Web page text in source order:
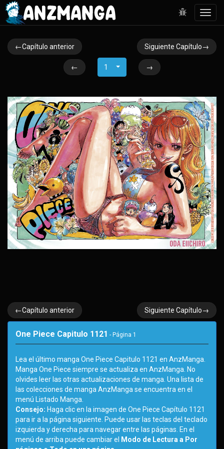
←Capítulo anterior Siguiente Capítulo→
← 1 →
←Capítulo anterior Siguiente Capítulo→
One Piece Capitulo 1121 - Página 1
Lea el último manga One Piece Capitulo 1121 en AnzManga.
Manga One Piece siempre se actualiza en AnzManga. No
olvides leer las otras actualizaciones de manga. Una lista de
las colecciones de manga AnzManga se encuentra en el
menú Listado Manga.
Consejo: Haga clic en la imagen de One Piece Capítulo 1121
para ir a la página siguiente. Puede usar las teclas del teclado
izquierda y derecha para navegar entre las páginas. En el
menú de arriba puede cambiar el
Modo de Lectura a Por